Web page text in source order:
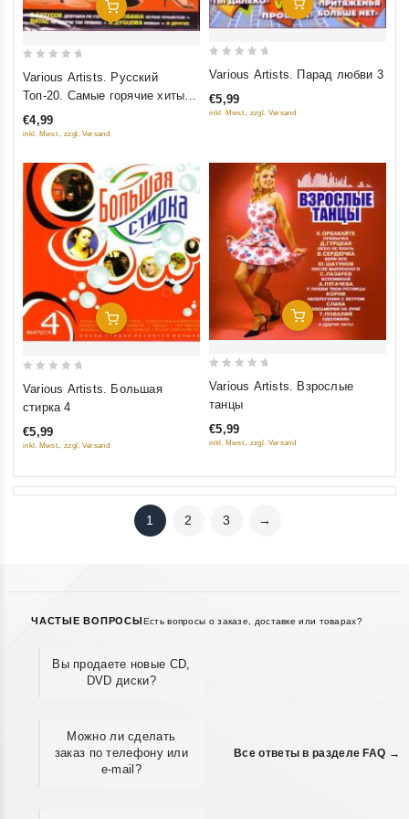
Добавить В Корзину
5
Various Artists. Русский
Топ-20. Самые горячие хиты
сезона
€4,99
inkl. Mwst., zzgl. Versand
Добавить В Корзину
of
Various Artists. Парад любви 3
€5,99
inkl. Mwst., zzgl. Versand
Добавить В Корзину
5
Various Artists. Большая
стирка 4
€5,99
inkl. Mwst., zzgl. Versand
Добавить В Корзину
5
Various Artists. Взрослые
танцы
€5,99
inkl. Mwst., zzgl. Versand
1 2 3 →
ЧАСТЫЕ ВОПРОСЫЕсть вопросы о заказе, доставке или товарах?
Вы продаете новые CD,
DVD диски?
Можно ли сделать
заказ по телефону или
e-mail?
Все ответы в разделе FAQ →